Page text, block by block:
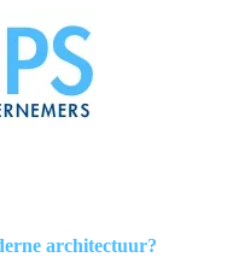
architectuur?